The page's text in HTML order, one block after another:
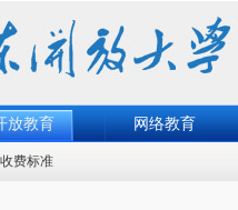
放教育 网络教育
收费标准